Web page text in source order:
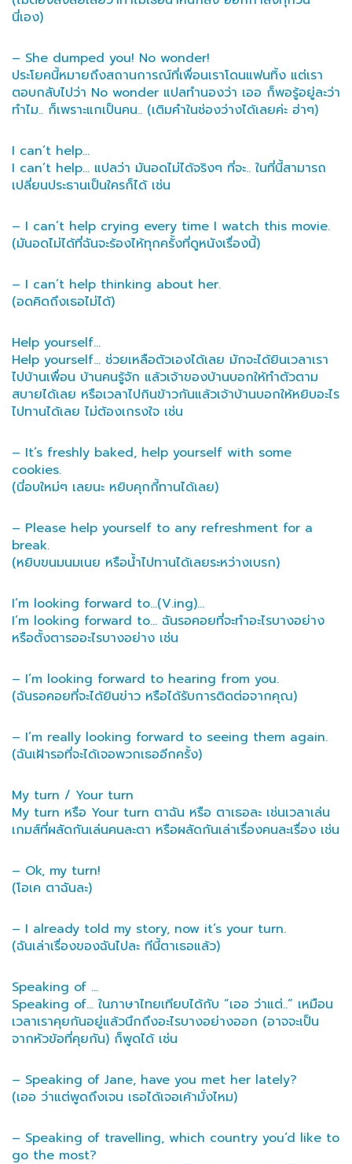
นี่เอง)
– She dumped you! No wonder!
ประโยคนี้หมายถึงสถานการณ์ที่เพื่อนเราโดนแฟนทิ้ง แต่เรา
ตอบกลับไปว่า No wonder แปลทำนองว่า เออ ก็พอรู้อยู่ละว่า
ทำไม.. ก็เพราะแกเป็นคน.. (เติมคำในช่องว่างได้เลยค่ะ ฮ่าๆ)
I can’t help…
I can’t help… แปลว่า มันอดไม่ได้จริงๆ ที่จะ.. ในที่นี้สามารถ
เปลี่ยนประธานเป็นใครก็ได้ เช่น
– I can’t help crying every time I watch this movie.
(มันอดไม่ได้ที่ฉันจะร้องไห้ทุกครั้งที่ดูหนังเรื่องนี้)
– I can’t help thinking about her.
(อดคิดถึงเธอไม่ได้)
Help yourself…
Help yourself… ช่วยเหลือตัวเองได้เลย มักจะได้ยินเวลาเรา
ไปบ้านเพื่อน บ้านคนรู้จัก แล้วเจ้าของบ้านบอกให้ทำตัวตาม
สบายได้เลย หรือเวลาไปกินข้าวกันแล้วเจ้าบ้านบอกให้หยิบอะไร
ไปทานได้เลย ไม่ต้องเกรงใจ เช่น
– It’s freshly baked, help yourself with some
cookies.
(นี่อบใหม่ๆ เลยนะ หยิบคุกกี้ทานได้เลย)
– Please help yourself to any refreshment for a
break.
(หยิบขนมนมเนย หรือน้ำไปทานได้เลยระหว่างเบรก)
I’m looking forward to…(V.ing)…
I’m looking forward to… ฉันรอคอยที่จะทำอะไรบางอย่าง
หรือตั้งตารออะไรบางอย่าง เช่น
– I’m looking forward to hearing from you.
(ฉันรอคอยที่จะได้ยินข่าว หรือได้รับการติดต่อจากคุณ)
– I’m really looking forward to seeing them again.
(ฉันเฝ้ารอที่จะได้เจอพวกเธออีกครั้ง)
My turn / Your turn
My turn หรือ Your turn ตาฉัน หรือ ตาเธอละ เช่นเวลาเล่น
เกมส์ที่ผลัดกันเล่นคนละตา หรือผลัดกันเล่าเรื่องคนละเรื่อง เช่น
– Ok, my turn!
(โอเค ตาฉันละ)
– I already told my story, now it’s your turn.
(ฉันเล่าเรื่องของฉันไปละ ทีนี้ตาเธอแล้ว)
Speaking of …
Speaking of… ในภาษาไทยเทียบได้กับ “เออ ว่าแต่..” เหมือน
เวลาเราคุยกันอยู่แล้วนึกถึงอะไรบางอย่างออก (อาจจะเป็น
จากหัวข้อที่คุยกัน) ก็พูดได้ เช่น
– Speaking of Jane, have you met her lately?
(เออ ว่าแต่พูดถึงเจน เธอได้เจอเค้ามั่งไหม)
– Speaking of travelling, which country you’d like to
go the most?